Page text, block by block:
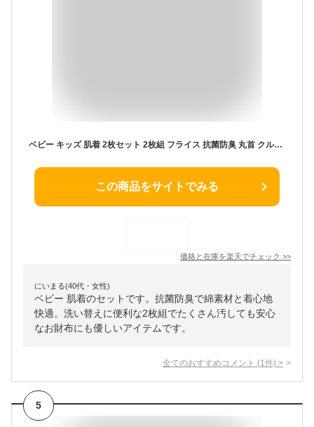
ベビー キッズ 肌着 2枚セット 2枚組 フライス 抗菌防臭 丸首 クルーネック 半袖 アンダーウェア 子供 ( 80-95cm ) オフホワイト 白 無地 ▽ 子供用 Tシャツ 下着 綿100％ オールシーズン 子供服 80cm 90cm 95cm ▽ポイント消化
この商品をサイトでみる
価格と在庫を楽天でチェック >>
にいまる(40代・女性)
ベビー 肌着のセットです。抗菌防臭で綿素材と着心地
快適。洗い替えに便利な2枚組でたくさん汚しても安心
なお財布にも優しいアイテムです。
全てのおすすめコメント (1 件) >
5